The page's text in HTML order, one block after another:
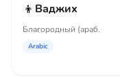
👦 Ваджих
Благородный (араб.
Arabic